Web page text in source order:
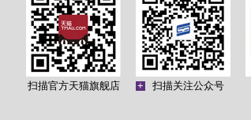
扫描官方天猫旗舰店 + 扫描关注公众号